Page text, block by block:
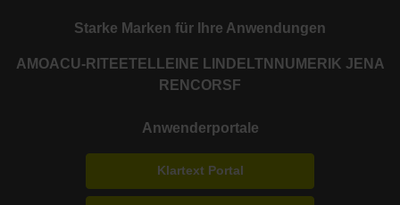
Starke Marken für Ihre Anwendungen
AMOACU-RITE ETEL LEINE LINDE LTN NUMERIK JENA
RENCORSF
Anwenderportale
Klartext Portal